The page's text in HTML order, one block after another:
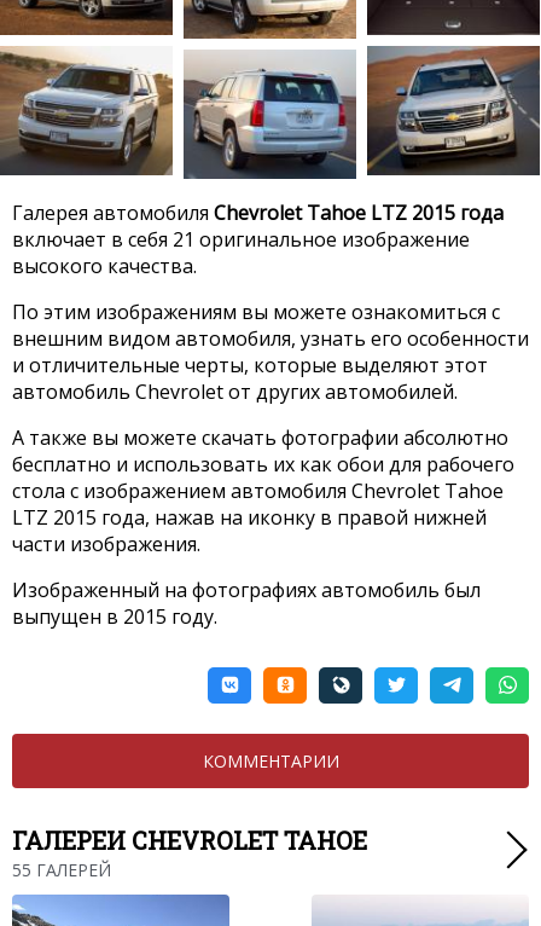
Галерея автомобиля Chevrolet Tahoe LTZ 2015 года
включает в себя 21 оригинальное изображение
высокого качества.
По этим изображениям вы можете ознакомиться с
внешним видом автомобиля, узнать его особенности
и отличительные черты, которые выделяют этот
автомобиль Chevrolet от других автомобилей.
А также вы можете скачать фотографии абсолютно
бесплатно и использовать их как обои для рабочего
стола с изображением автомобиля Chevrolet Tahoe
LTZ 2015 года, нажав на иконку в правой нижней
части изображения.
Изображенный на фотографиях автомобиль был
выпущен в 2015 году.
КОММЕНТАРИИ
ГАЛЕРЕИ CHEVROLET TAHOE
55 ГАЛЕРЕЙ